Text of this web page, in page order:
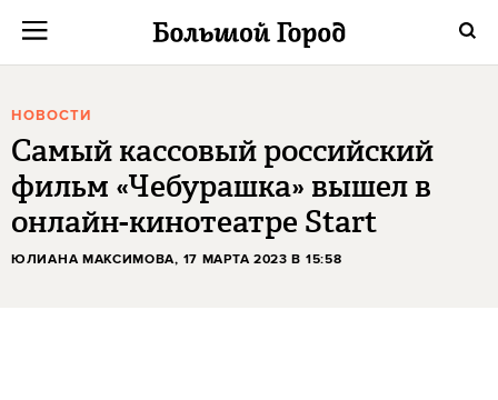
НОВОСТИ
Самый кассовый российский
фильм «Чебурашка» вышел в
онлайн-кинотеатре Start
ЮЛИАНА МАКСИМОВА, 17 МАРТА 2023 В 15:58